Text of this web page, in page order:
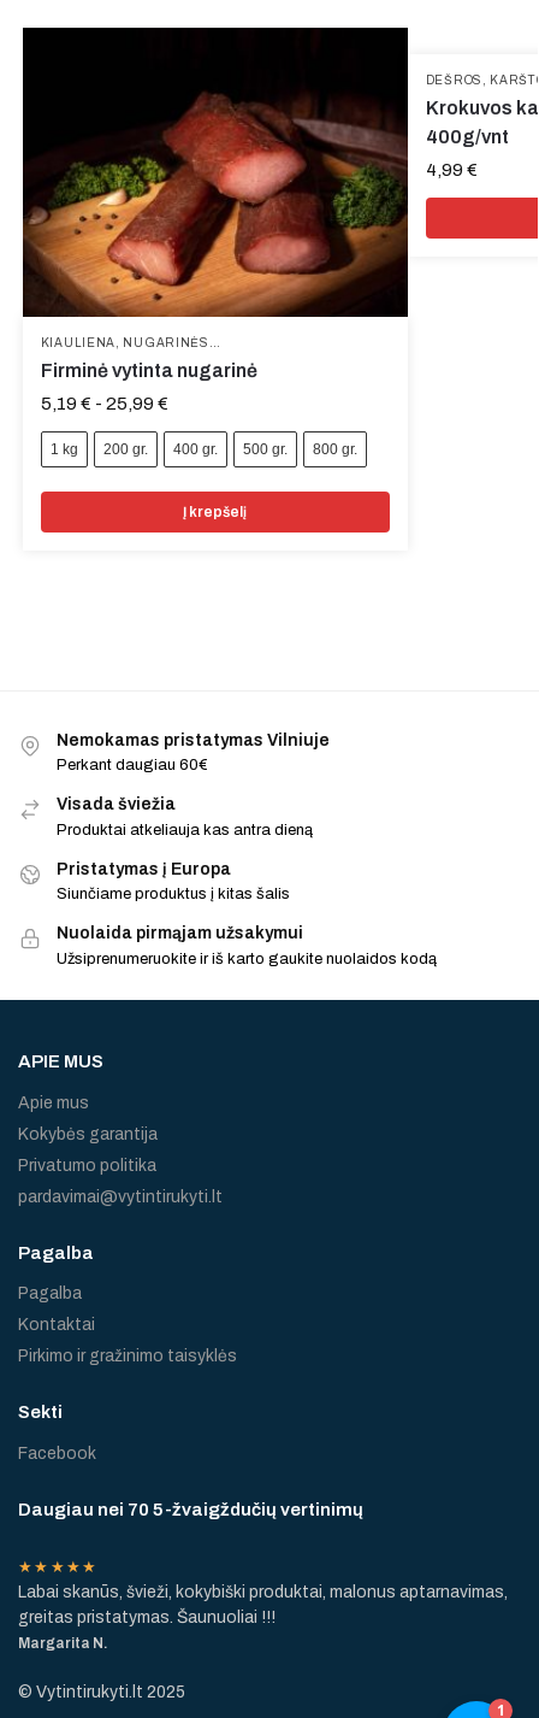
KIAULIENA NUGARINĖS
Firminė vytinta nugarinė
5,19 € - 25,99 €
1 kg 200 gr. 400 gr. 500 gr. 800 gr.
Į krepšelį
DEŠROS
Krokuvos
400g/vnt
4,99 €
Nemokamas pristatymas Vilniuje
Perkant daugiau 60€
Visada šviežia
Produktai atkeliauja kas antra dieną
Pristatymas į Europa
Siunčiame produktus į kitas šalis
Nuolaida pirmąjam užsakymui
Užsiprenumeruokite ir iš karto gaukite nuolaidos kodą
APIE MUS
Apie mus
Kokybės garantija
Privatumo politika
pardavimai@vytintirukyti.lt
Pagalba
Pagalba
Kontaktai
Pirkimo ir gražinimo taisyklės
Sekti
Facebook
Daugiau nei 70 5-žvaigždučių vertinimų
★★★★★
Labai skanūs, švieži, kokybiški produktai, malonus aptarnavimas,
greitas pristatymas. Šaunuoliai !!!
Margarita N.
© Vytintirukyti.lt 2025